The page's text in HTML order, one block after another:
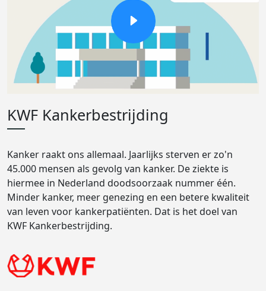
KWF Kankerbestrijding
Kanker raakt ons allemaal. Jaarlijks sterven er zo'n
45.000 mensen als gevolg van kanker. De ziekte is
hiermee in Nederland doodsoorzaak nummer één.
Minder kanker, meer genezing en een betere kwaliteit
van leven voor kankerpatiënten. Dat is het doel van
KWF Kankerbestrijding.